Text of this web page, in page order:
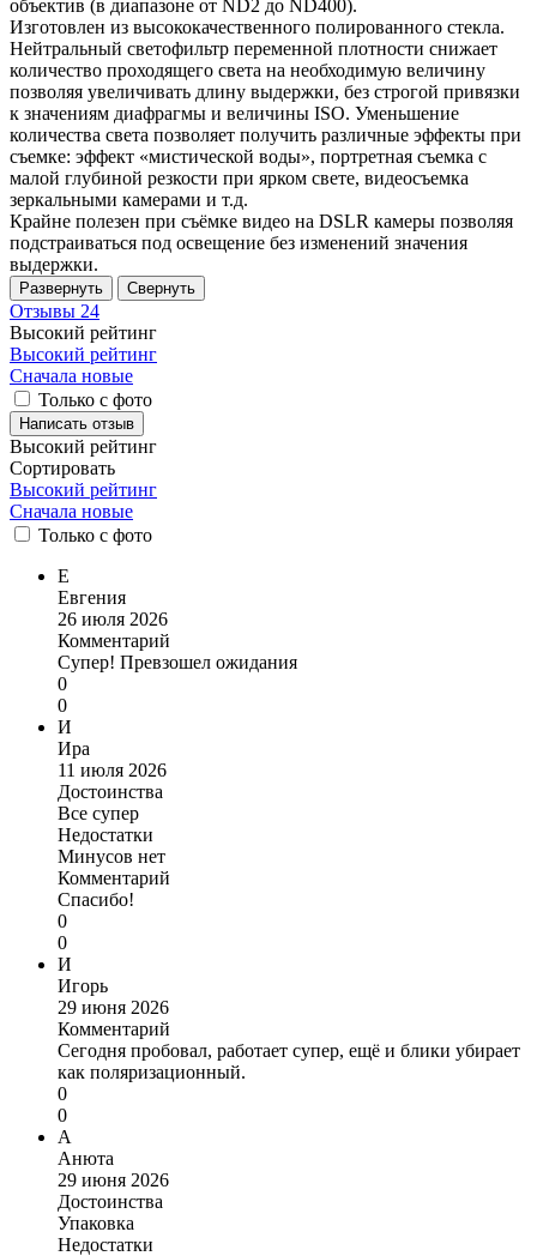
объектив (в диапазоне от ND2 до ND400).
Изготовлен из высококачественного полированного стекла.
Нейтральный светофильтр переменной плотности снижает
количество проходящего света на необходимую величину
позволяя увеличивать длину выдержки, без строгой привязки
к значениям диафрагмы и величины ISO. Уменьшение
количества света позволяет получить различные эффекты при
съемке: эффект «мистической воды», портретная съемка с
малой глубиной резкости при ярком свете, видеосъемка
зеркальными камерами и т.д.
Крайне полезен при съёмке видео на DSLR камеры позволяя
подстраиваться под освещение без изменений значения
выдержки.
Развернуть Свернуть
Отзывы 24
Высокий рейтинг
Высокий рейтинг
Сначала новые
Только с фото
Написать отзыв
Высокий рейтинг
Сортировать
Высокий рейтинг
Сначала новые
Только с фото
Е
Евгения
26 июля 2026
Комментарий
Супер! Превзошел ожидания
0
0
И
Ира
11 июля 2026
Достоинства
Все супер
Недостатки
Минусов нет
Комментарий
Спасибо!
0
0
И
Игорь
29 июня 2026
Комментарий
Сегодня пробовал, работает супер, ещё и блики убирает
как поляризационный.
0
0
А
Анюта
29 июня 2026
Достоинства
Упаковка
Недостатки